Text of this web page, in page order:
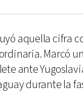
aquella cifra
Marcó
ante
durante la